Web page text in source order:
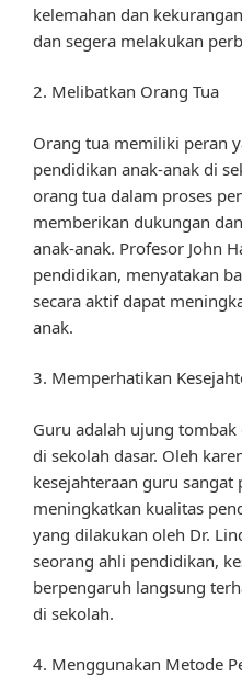
kelemahan dan
dan segera melakukan
2. Melibatkan Orang Tua
Orang tua memiliki peran
pendidikan anak-anak di
orang tua dalam proses
memberikan dukungan
anak-anak. Profesor John
pendidikan, menyatakan
secara aktif dapat
anak.
3. Memperhatikan
Guru adalah ujung
di sekolah dasar. Oleh
kesejahteraan guru sangat
meningkatkan kualitas
yang dilakukan oleh Dr.
seorang ahli pendidikan,
berpengaruh langsung
di sekolah.
4. Menggunakan Metode